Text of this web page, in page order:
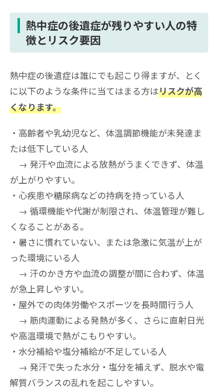
熱中症の後遺症が残りやすい人の特
徴とリスク要因
熱中症の後遺症は誰にでも起こり得ますが、とく
に以下のような条件に当てはまる方はリスクが高
くなります。
高齢者や乳幼児など、体温調節機能が未発達ま
たは低下している人
→ 発汗や血流による放熱がうまくできず、体温
が上がりやすい。
心疾患や糖尿病などの持病を持っている人
→ 循環機能や代謝が制限され、体温管理が難し
くなることがある。
暑さに慣れていない、または急激に気温が上が
った環境にいる人
→ 汗のかき方や血流の調整が間に合わず、体温
が急上昇しやすい。
屋外での肉体労働やスポーツを長時間行う人
→ 筋肉運動による発熱が多く、さらに直射日光
や高温環境で熱がこもりやすい。
水分補給や塩分補給が不足している人
→ 発汗で失った水分・塩分を補えず、脱水や電
解質バランスの乱れを起こしやすい。